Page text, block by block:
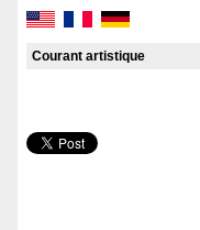
Courant artistique